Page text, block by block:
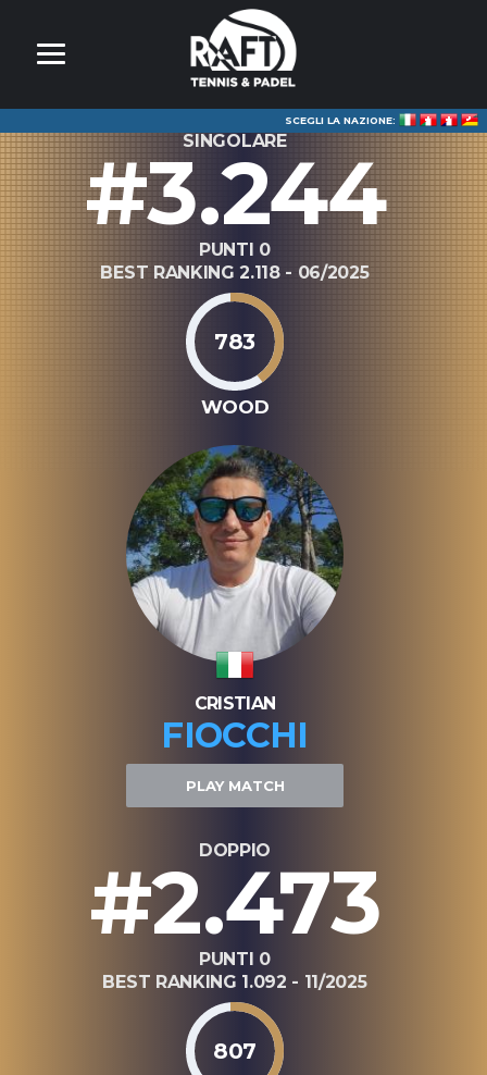
SCEGLI LA NAZIONE:
SINGOLARE
#3.244
PUNTI 0
BEST RANKING 2.118 - 06/2025
783
WOOD
CRISTIAN
FIOCCHI
PLAY MATCH
DOPPIO
#2.473
PUNTI 0
BEST RANKING 1.092 - 11/2025
807